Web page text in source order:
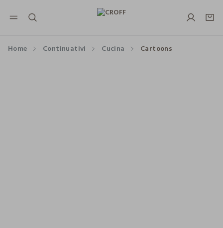
NAVIGATION.ARIA.GOTOMAINCONTENT
Home Continuativi Cucina Cartoons